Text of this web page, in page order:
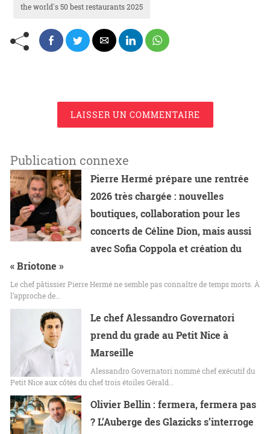
the world's 50 best restaurants 2025
LAISSER UN COMMENTAIRE
Publication connexe
Pierre Hermé prépare une rentrée
2026 très chargée : nouvelles
boutiques, collaboration pour les
concerts de Céline Dion, mais aussi
avec Sofia Coppola et création du
« Briotone »
Le chef pâtissier Pierre Hermé ne semble pas connaître de temps morts. À
l’approche de…
Le chef Alessandro Governatori
prend du grade au Petit Nice à
Marseille
Alessandro Governatori nommé chef exécutif du
Petit Nice aux côtés du chef trois étoiles Gérald…
Olivier Bellin : fermera, fermera pas
? L’Auberge des Glazicks s’interroge